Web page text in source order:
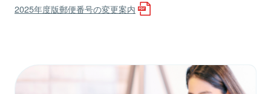
2025年度版郵便番号の変更案内